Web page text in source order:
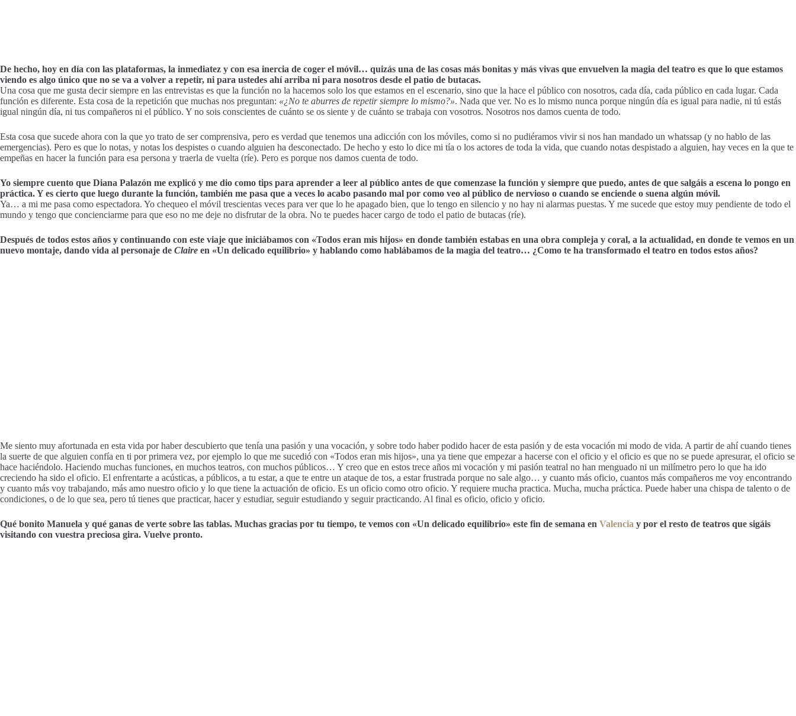
De hecho, hoy en día con las plataformas, la inmediatez y con esa inercia de coger el móvil… quizás una de las cosas más bonitas y más vivas que envuelven la magia del teatro es que lo que estamos
viendo es algo único que no se va a volver a repetir, ni para ustedes ahí arriba ni para nosotros desde el patio de butacas.
Una cosa que me gusta decir siempre en las entrevistas es que la función no la hacemos solo los que estamos en el escenario, sino que la hace el público con nosotros, cada día, cada público en cada lugar. Cada
función es diferente. Esta cosa de la repetición que muchas nos preguntan: «¿No te aburres de repetir siempre lo mismo?». Nada que ver. No es lo mismo nunca porque ningún día es igual para nadie, ni tú estás
igual ningún día, ni tus compañeros ni el público. Y no sois conscientes de cuánto se os siente y de cuánto se trabaja con vosotros. Nosotros nos damos cuenta de todo.
Esta cosa que sucede ahora con la que yo trato de ser comprensiva, pero es verdad que tenemos una adicción con los móviles, como si no pudiéramos vivir si nos han mandado un whatssap (y no hablo de las
emergencias). Pero es que lo notas, y notas los despistes o cuando alguien ha desconectado. De hecho y esto lo dice mi tía o los actores de toda la vida, que cuando notas despistado a alguien, hay veces en la que te
empeñas en hacer la función para esa persona y traerla de vuelta (ríe). Pero es porque nos damos cuenta de todo.
Yo siempre cuento que Diana Palazón me explicó y me dio como tips para aprender a leer al público antes de que comenzase la función y siempre que puedo, antes de que salgáis a escena lo pongo en
práctica. Y es cierto que luego durante la función, también me pasa que a veces lo acabo pasando mal por como veo al público de nervioso o cuando se enciende o suena algún móvil.
Ya… a mi me pasa como espectadora. Yo chequeo el móvil trescientas veces para ver que lo he apagado bien, que lo tengo en silencio y no hay ni alarmas puestas. Y me sucede que estoy muy pendiente de todo el
mundo y tengo que concienciarme para que eso no me deje no disfrutar de la obra. No te puedes hacer cargo de todo el patio de butacas (ríe).
Después de todos estos años y continuando con este viaje que iniciábamos con «Todos eran mis hijos» en donde también estabas en una obra compleja y coral, a la actualidad, en donde te vemos en un
nuevo montaje, dando vida al personaje de Claire en «Un delicado equilibrio» y hablando como hablábamos de la magia del teatro… ¿Como te ha transformado el teatro en todos estos años?
Me siento muy afortunada en esta vida por haber descubierto que tenía una pasión y una vocación, y sobre todo haber podido hacer de esta pasión y de esta vocación mi modo de vida. A partir de ahí cuando tienes
la suerte de que alguien confía en ti por primera vez, por ejemplo lo que me sucedió con «Todos eran mis hijos», una ya tiene que empezar a hacerse con el oficio y el oficio es que no se puede apresurar, el oficio se
hace haciéndolo. Haciendo muchas funciones, en muchos teatros, con muchos públicos… Y creo que en estos trece años mi vocación y mi pasión teatral no han menguado ni un milímetro pero lo que ha ido
creciendo ha sido el oficio. El enfrentarte a acústicas, a públicos, a tu estar, a que te entre un ataque de tos, a estar frustrada porque no sale algo… y cuanto más oficio, cuantos más compañeros me voy encontrando
y cuanto más voy trabajando, más amo nuestro oficio y lo que tiene la actuación de oficio. Es un oficio como otro oficio. Y requiere mucha practica. Mucha, mucha práctica. Puede haber una chispa de talento o de
condiciones, o de lo que sea, pero tú tienes que practicar, hacer y estudiar, seguir estudiando y seguir practicando. Al final es oficio, oficio y oficio.
Qué bonito Manuela y qué ganas de verte sobre las tablas. Muchas gracias por tu tiempo, te vemos con «Un delicado equilibrio» este fin de semana en Valencia y por el resto de teatros que sigáis
visitando con vuestra preciosa gira. Vuelve pronto.